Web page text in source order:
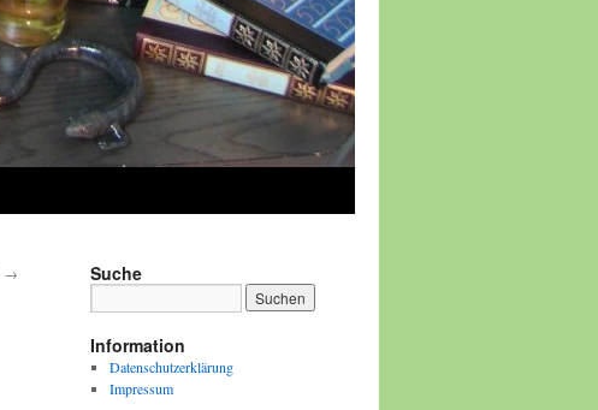
→ Suche
Information
Datenschutzerklärung
Impressum